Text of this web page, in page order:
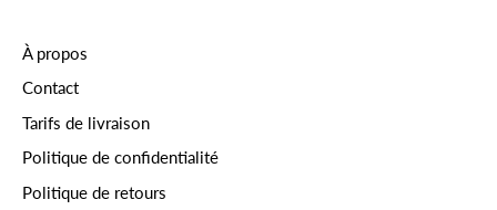
À propos
Contact
Tarifs de livraison
Politique de confidentialité
Politique de retours